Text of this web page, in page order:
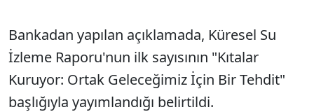
Bankadan yapılan açıklamada, Küresel Su
İzleme Raporu'nun ilk sayısının "Kıtalar
Kuruyor: Ortak Geleceğimiz İçin Bir Tehdit"
başlığıyla yayımlandığı belirtildi.